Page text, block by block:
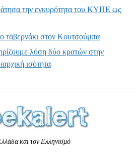
την εγκυρότητα του ΚΥΠΕ ως
ταβερνάκι στον Κουτσούμπα
λύση δύο κρατών στην
ισότητα
και τον Ελληνισμό